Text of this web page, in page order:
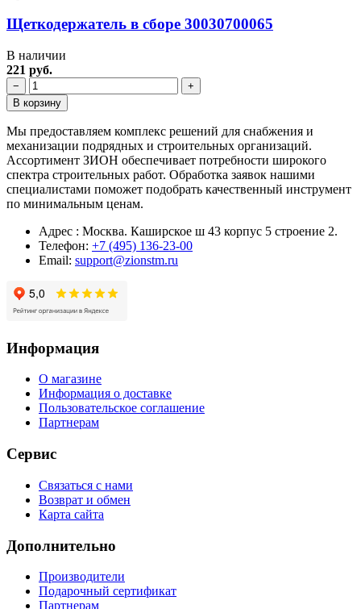
Щеткодержатель в сборе 30030700065
В наличии
221 руб.
−
+
В корзину
Мы предоставляем комплекс решений для снабжения и
механизации подрядных и строительных организаций.
Ассортимент ЗИОН обеспечивает потребности широкого
спектра строительных работ. Обработка заявок нашими
специалистами поможет подобрать качественный инструмент
по минимальным ценам.
Адрес : Москва. Каширское ш 43 корпус 5 строение 2.
Телефон: +7 (495) 136-23-00
Email: support@zionstm.ru
Информация
О магазине
Информация о доставке
Пользовательское соглашение
Партнерам
Сервис
Связаться с нами
Возврат и обмен
Карта сайта
Дополнительно
Производители
Подарочный сертификат
Партнерам